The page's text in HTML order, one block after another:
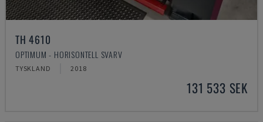
TH 4610
OPTIMUM - HORISONTELL SVARV
TYSKLAND 2018
131 533 SEK